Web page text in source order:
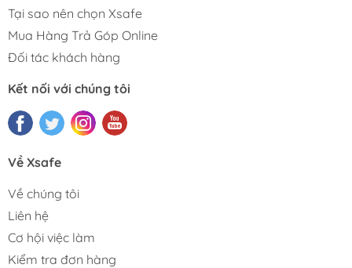
Tại sao nên chọn Xsafe
Mua Hàng Trả Góp Online
Đối tác khách hàng
Kết nối với chúng tôi
Về Xsafe
Về chúng tôi
Liên hệ
Cơ hội việc làm
Kiểm tra đơn hàng